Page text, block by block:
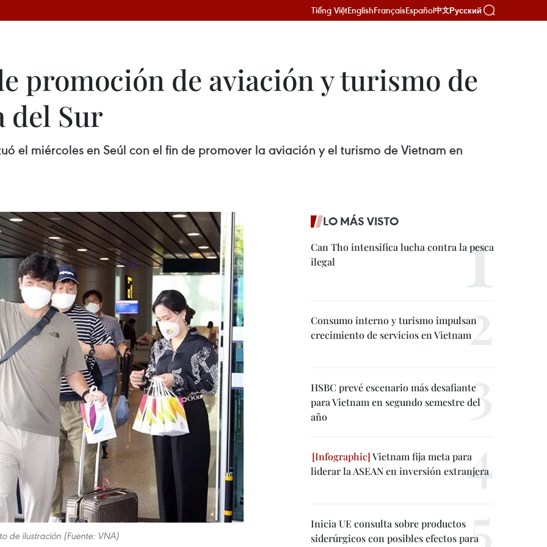
Tiếng ViệtEnglishFrançaisEspañol中文Русский
promoción de aviación y turismo de
del Sur
el miércoles en Seúl con el fin de promover la aviación y el turismo de Vietnam en
de ilustración (Fuente: VNA)
LO MÁS VISTO
Can Tho intensifica lucha contra la pesca
ilegal
Consumo interno y turismo impulsan
crecimiento de servicios en Vietnam
HSBC prevé escenario más desafiante
para Vietnam en segundo semestre del
año
Vietnam fija meta para
liderar la ASEAN en inversión extranjera
Inicia UE consulta sobre productos
siderúrgicos con posibles efectos para